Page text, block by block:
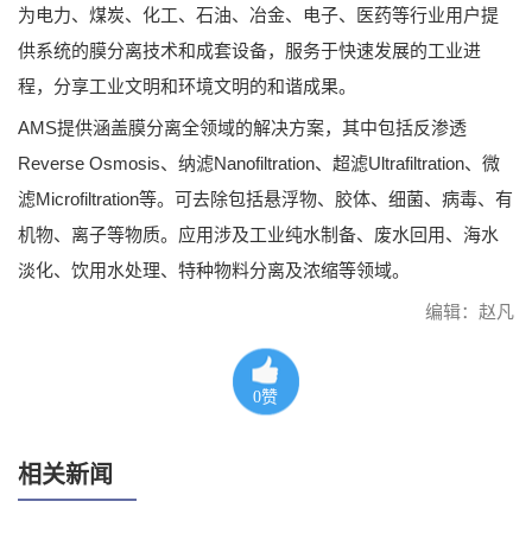
为电力、煤炭、化工、石油、冶金、电子、医药等行业用户提
供系统的膜分离技术和成套设备，服务于快速发展的工业进
程，分享工业文明和环境文明的和谐成果。
AMS提供涵盖膜分离全领域的解决方案，其中包括反渗透
Reverse Osmosis、纳滤Nanofiltration、超滤Ultrafiltration、微
滤Microfiltration等。可去除包括悬浮物、胶体、细菌、病毒、有
机物、离子等物质。应用涉及工业纯水制备、废水回用、海水
淡化、饮用水处理、特种物料分离及浓缩等领域。
编辑：赵凡
0赞
相关新闻